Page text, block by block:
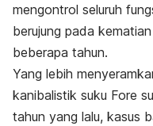
mengontrol seluruh
berujung pada
beberapa tahun.
Yang lebih
kanibalistik suku Fore
tahun yang lalu, kasus